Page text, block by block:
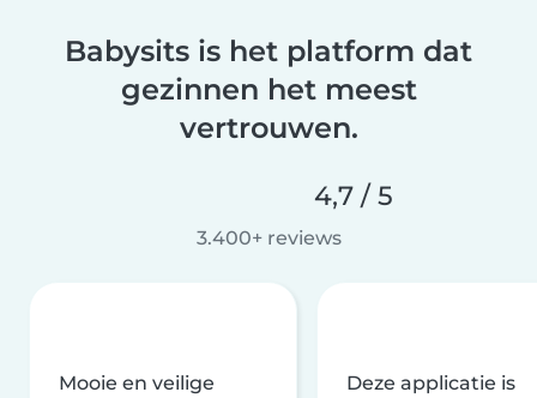
Babysits is het platform dat
gezinnen het meest
vertrouwen.
4,7 / 5
3.400+ reviews
Mooie en veilige
Deze applicatie is